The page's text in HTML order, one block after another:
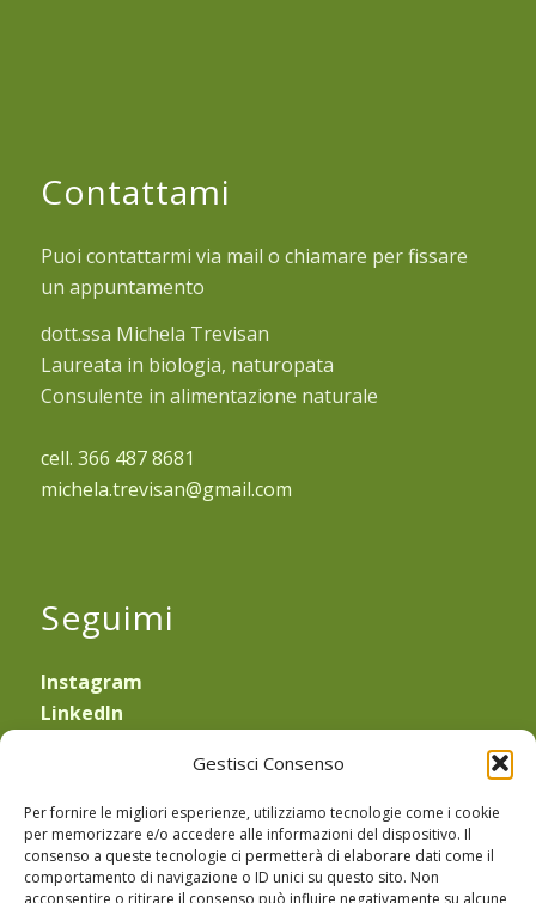
Gestisci Consenso
Per fornire le migliori esperienze, utilizziamo tecnologie come i cookie
per memorizzare e/o accedere alle informazioni del dispositivo. Il
consenso a queste tecnologie ci permetterà di elaborare dati come il
comportamento di navigazione o ID unici su questo sito. Non
acconsentire o ritirare il consenso può influire negativamente su alcune
Contattami
Puoi contattarmi via mail o chiamare per fissare
un appuntamento
dott.ssa Michela Trevisan
Laureata in biologia, naturopata
Consulente in alimentazione naturale
cell. 366 487 8681
michela.trevisan@gmail.com
Seguimi
Instagram
LinkedIn
Obblighi di legge
Privacy PolicyeCookie Policy
Sede Legale: Via Equilio 21